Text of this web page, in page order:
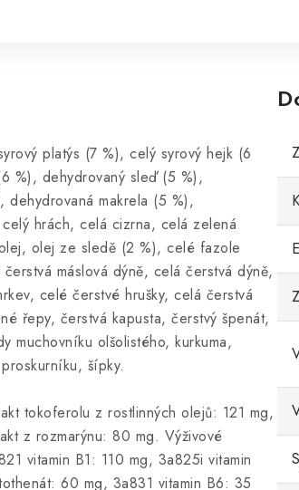
platýs (7 %), celý syrový hejk (6
%), dehydrovaný sleď (5 %),
dehydrovaná makrela (5 %),
hrách, celá cizrna, celá zelená
olej ze sledě (2 %), celé fazole
máslová dýně, celá čerstvá dýně,
celé čerstvé hrušky, celá čerstvá
řepy, čerstvá kapusta, čerstvý špenát,
muchovníku olšolistého, kurkuma,
šípky.
tokoferolu z rostlinných olejů: 121 mg,
z rozmarýnu: 80 mg. Výživové
vitamin B1: 110 mg, 3a825i vitamin
60 mg, 3a831 vitamin B6: 35